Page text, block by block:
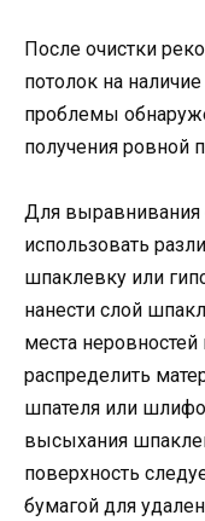
После очистки
потолок на
проблемы
получения ровной
Для выравнивания
использовать
шпаклевку или
нанести слой
места
распределить
шпателя или
высыхания
поверхность
бумагой для